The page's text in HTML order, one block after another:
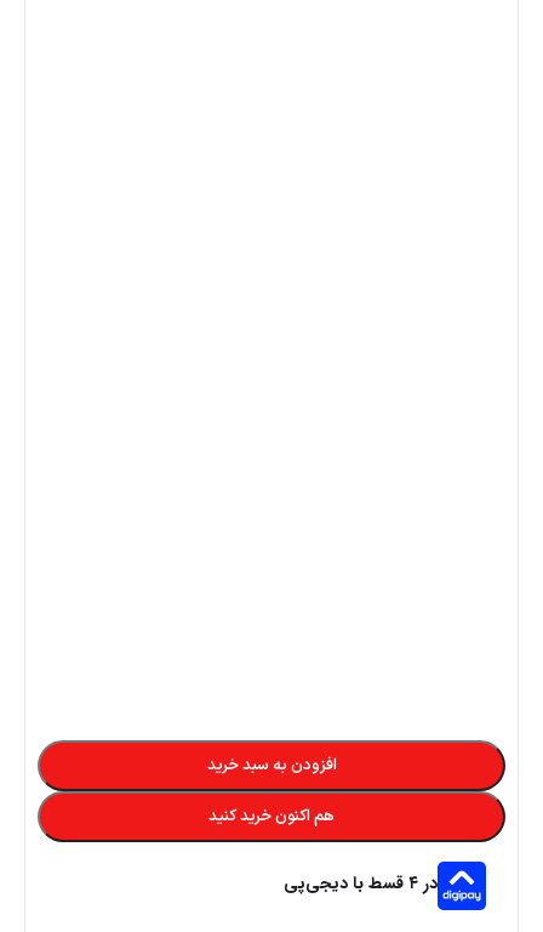
افزودن به سبد خرید
هم اکنون خرید کنید
در ۴ قسط با دیجی‌پی